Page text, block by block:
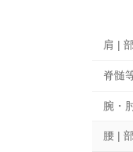
肩 |
脊髄
腕・
腰 |